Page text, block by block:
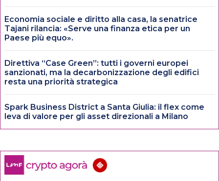
Economia sociale e diritto alla casa, la senatrice
Tajani rilancia: «Serve una finanza etica per un
Paese più equo».
Direttiva “Case Green”: tutti i governi europei
sanzionati, ma la decarbonizzazione degli edifici
resta una priorità strategica
Spark Business District a Santa Giulia: il flex come
leva di valore per gli asset direzionali a Milano